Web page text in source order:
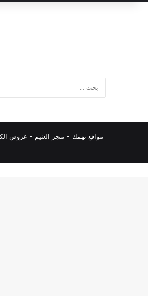
مواقع تهمك - متجر العثيم - عروض